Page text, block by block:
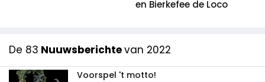
en Bierkefee de Loco
De 83 Nuuwsberichtevan 2022
Voorspel 't motto!